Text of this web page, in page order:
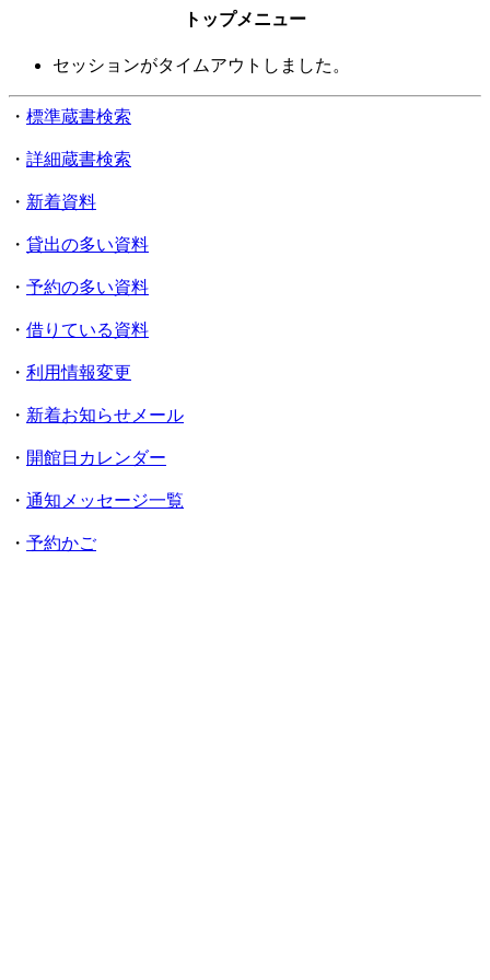
トップメニュー
セッションがタイムアウトしました。
・ 標準蔵書検索
・ 詳細蔵書検索
・ 新着資料
・ 貸出の多い資料
・ 予約の多い資料
・ 借りている資料
・ 利用情報変更
・ 新着お知らせメール
・ 開館日カレンダー
・ 通知メッセージ一覧
・ 予約かご